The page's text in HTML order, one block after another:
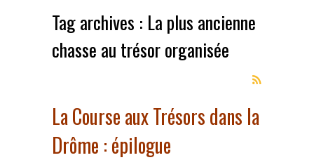
Tag archives : La plus ancienne
chasse au trésor organisée
La Course aux Trésors dans la
Drôme : épilogue